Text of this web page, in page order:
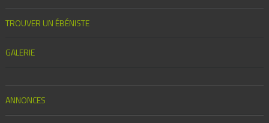
TROUVER UN ÉBÉNISTE
GALERIE
ANNONCES